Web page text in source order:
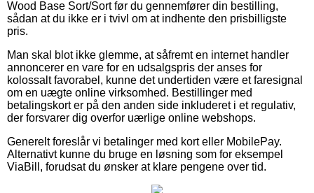
Wood Base Sort/Sort før du gennemfører din bestilling,
sådan at du ikke er i tvivl om at indhente den prisbilligste
pris.
Man skal blot ikke glemme, at såfremt en internet handler
annoncerer en vare for en udsalgspris der anses for
kolossalt favorabel, kunne det undertiden være et faresignal
om en uægte online virksomhed. Bestillinger med
betalingskort er på den anden side inkluderet i et regulativ,
der forsvarer dig overfor uærlige online webshops.
Generelt foreslår vi betalinger med kort eller MobilePay.
Alternativt kunne du bruge en løsning som for eksempel
ViaBill, forudsat du ønsker at klare pengene over tid.